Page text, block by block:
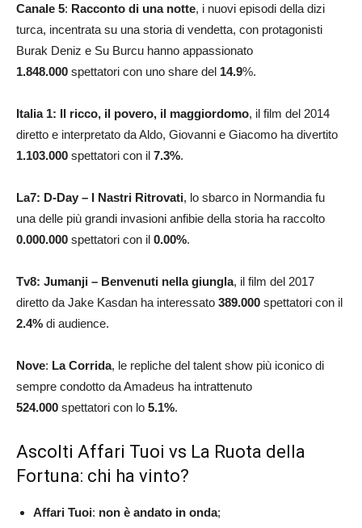
Canale 5: Racconto di una notte, i nuovi episodi della dizi
turca, incentrata su una storia di vendetta, con protagonisti
Burak Deniz e Su Burcu hanno appassionato
1.848.000 spettatori con uno share del 14.9%.
Italia 1: Il ricco, il povero, il maggiordomo, il film del 2014
diretto e interpretato da Aldo, Giovanni e Giacomo ha divertito
1.103.000 spettatori con il 7.3%.
La7: D-Day – I Nastri Ritrovati, lo sbarco in Normandia fu
una delle più grandi invasioni anfibie della storia ha raccolto
0.000.000 spettatori con il 0.00%.
Tv8: Jumanji – Benvenuti nella giungla, il film del 2017
diretto da Jake Kasdan ha interessato 389.000 spettatori con il
2.4% di audience.
Nove: La Corrida, le repliche del talent show più iconico di
sempre condotto da Amadeus ha intrattenuto
524.000 spettatori con lo 5.1%.
Ascolti Affari Tuoi vs La Ruota della
Fortuna: chi ha vinto?
Affari Tuoi: non è andato in onda;